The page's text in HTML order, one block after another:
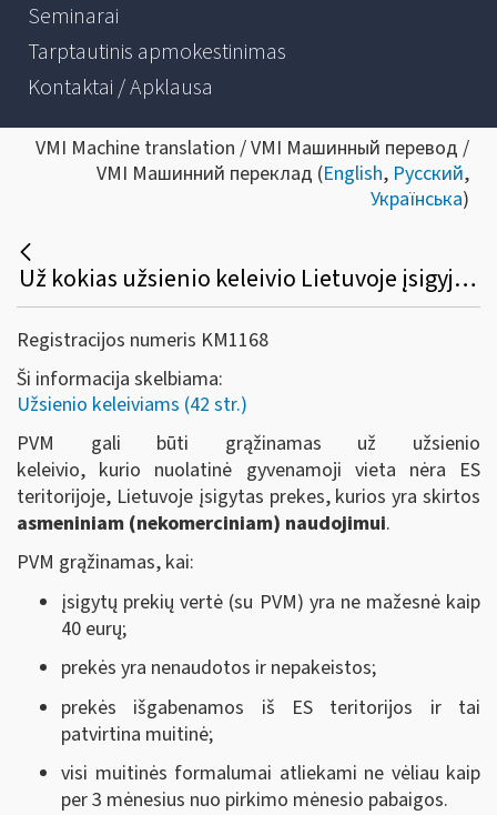
Seminarai
Tarptautinis apmokestinimas
Kontaktai / Apklausa
VMI Machine translation / VMI Машинный перевод /
VMI Машинний переклад (English, Русский,
Українська)
Už kokias užsienio keleivio Lietuvoje įsigyjamas prekes sumokėtas PVM gali būti grąžinamas?
Registracijos numeris KM1168
Ši informacija skelbiama:
Užsienio keleiviams (42 str.)
PVM gali būti grąžinamas už užsienio
keleivio, kurio nuolatinė gyvenamoji vieta nėra ES
teritorijoje, Lietuvoje įsigytas prekes, kurios yra skirtos
asmeniniam (nekomerciniam) naudojimui.
PVM grąžinamas, kai:
įsigytų prekių vertė (su PVM) yra ne mažesnė kaip
40 eurų;
prekės yra nenaudotos ir nepakeistos;
prekės išgabenamos iš ES teritorijos ir tai
patvirtina muitinė;
visi muitinės formalumai atliekami ne vėliau kaip
per 3 mėnesius nuo pirkimo mėnesio pabaigos.